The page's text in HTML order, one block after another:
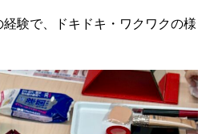
験で、ドキドキ・ワクワクの様